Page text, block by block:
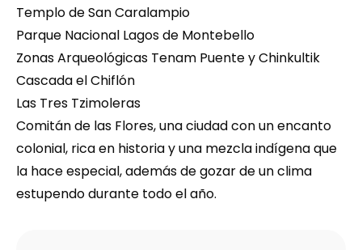
Templo de San Caralampio
Parque Nacional Lagos de Montebello
Zonas Arqueológicas Tenam Puente y Chinkultik
Cascada el Chiflón
Las Tres Tzimoleras
Comitán de las Flores, una ciudad con un encanto
colonial, rica en historia y una mezcla indígena que
la hace especial, además de gozar de un clima
estupendo durante todo el año.